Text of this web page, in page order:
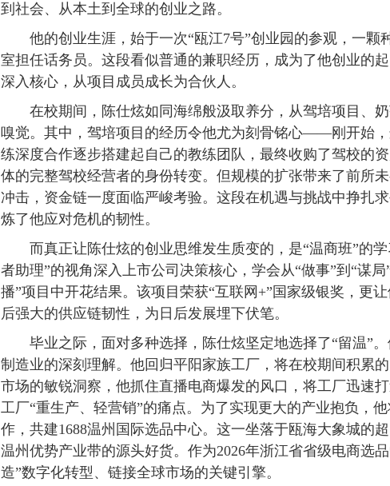
到社会、从本土到全球的创业之路。
他的创业生涯，始于一次“瓯江7号”创业园的参观，一
室担任话务员。这段看似普通的兼职经历，成为了他创业的
深入核心，从项目成员成长为合伙人。
在校期间，陈仕炫如同海绵般汲取养分，从驾培项目、
嗅觉。其中，驾培项目的经历令他尤为刻骨铭心——刚开始
练深度合作逐步搭建起自己的教练团队，最终收购了驾校的
体的完整驾校经营者的身份转变。但规模的扩张带来了前所
冲击，资金链一度面临严峻考验。这段在机遇与挑战中挣扎
炼了他应对危机的韧性。
而真正让陈仕炫的创业思维发生质变的，是“温商班”的
者助理”的视角深入上市公司决策核心，学会从“做事”到“谋
播”项目中开花结果。该项目荣获“互联网+”国家级银奖，更
后强大的供应链韧性，为日后发展埋下伏笔。
毕业之际，面对多种选择，陈仕炫坚定地选择了“留温”
制造业的深刻理解。他回归平阳家族工厂，将在校期间积累
市场的敏锐洞察，他抓住直播电商爆发的风口，将工厂迅速
工厂“重生产、轻营销”的痛点。为了实现更大的产业抱负，
作，共建1688温州国际选品中心。这一坐落于瓯海大象城的
温州优势产业带的源头好货。作为2026年浙江省省级电商选
造”数字化转型、链接全球市场的关键引擎。